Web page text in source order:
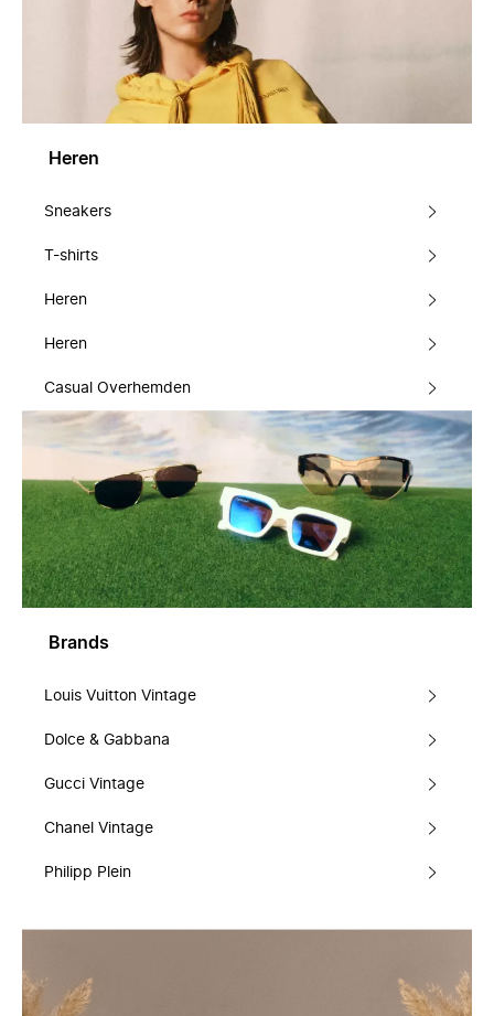
Heren
Sneakers
T-shirts
Heren
Heren
Casual Overhemden
Brands
Louis Vuitton Vintage
Dolce & Gabbana
Gucci Vintage
Chanel Vintage
Philipp Plein